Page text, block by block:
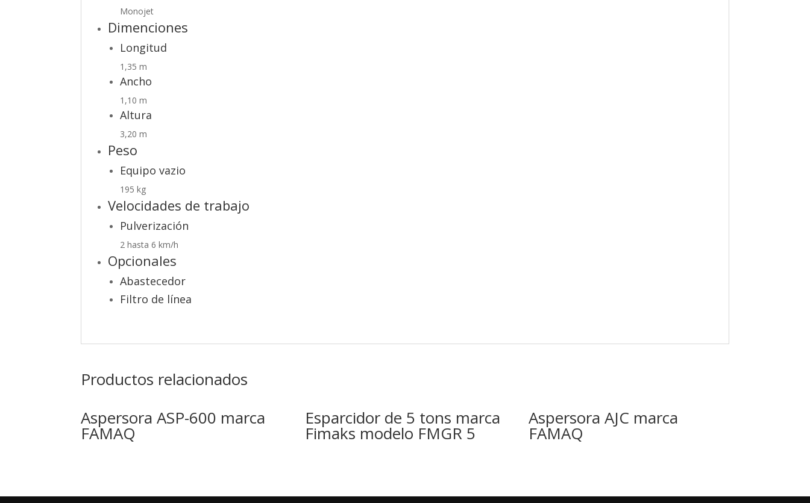
Monojet
Dimenciones
Longitud
1,35 m
Ancho
1,10 m
Altura
3,20 m
Peso
Equipo vazio
195 kg
Velocidades de trabajo
Pulverización
2 hasta 6 km/h
Opcionales
Abastecedor
Filtro de línea
Productos relacionados
Aspersora ASP-600 marca
FAMAQ
Esparcidor de 5 tons marca
Fimaks modelo FMGR 5
Aspersora AJC marca
FAMAQ